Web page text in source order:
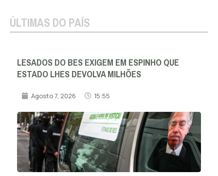
ÚLTIMAS DO PAÍS
LESADOS DO BES EXIGEM EM ESPINHO QUE
ESTADO LHES DEVOLVA MILHÕES
Agosto 7, 2026 15:55